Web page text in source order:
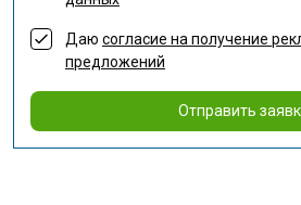
Даю согласие на получение
предложений
Отправить